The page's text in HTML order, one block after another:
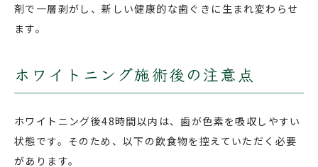
剤で一層剥がし、新しい健康的な歯ぐきに生まれ変わらせ
ます。
ホワイトニング施術後の注意点
ホワイトニング後48時間以内は、歯が色素を吸収しやすい
状態です。そのため、以下の飲食物を控えていただく必要
があります。